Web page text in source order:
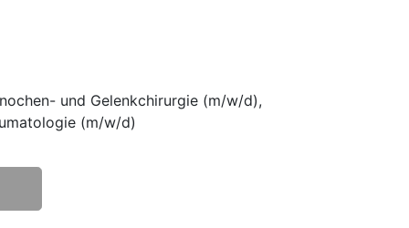
und Gelenkchirurgie (m/w/d),
(m/w/d)